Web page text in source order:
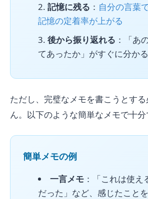
記憶に残る ： 自分の言葉
記憶の定着率が上がる
後から振り返れる ：「あ
てあったか」がすぐに分かる
ただし、完璧なメモを書こうとす
ん。以下のような簡単なメモで十分
簡単メモの例
一言メモ：「これは使え
だった」など、感じたこと